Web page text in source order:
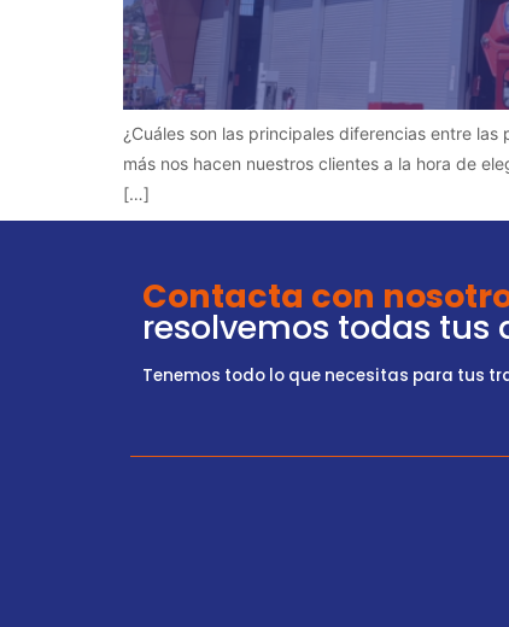
¿Cuáles son las principales diferencias entre
más nos hacen nuestros clientes a la hora de
[…]
Contacta con
resolvemos todas tus
Tenemos todo lo que necesitas para tus